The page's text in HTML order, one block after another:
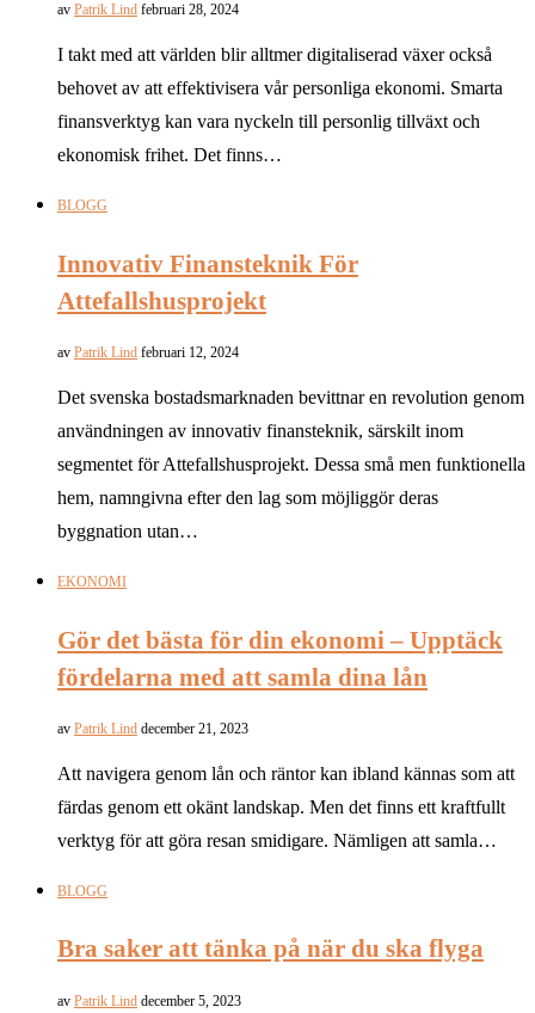
av Patrik Lind februari 28, 2024
I takt med att världen blir alltmer digitaliserad växer också
behovet av att effektivisera vår personliga ekonomi. Smarta
finansverktyg kan vara nyckeln till personlig tillväxt och
ekonomisk frihet. Det finns…
BLOGG
Innovativ Finansteknik För
Attefallshusprojekt
av Patrik Lind februari 12, 2024
Det svenska bostadsmarknaden bevittnar en revolution genom
användningen av innovativ finansteknik, särskilt inom
segmentet för Attefallshusprojekt. Dessa små men funktionella
hem, namngivna efter den lag som möjliggör deras
byggnation utan…
EKONOMI
Gör det bästa för din ekonomi – Upptäck
fördelarna med att samla dina lån
av Patrik Lind december 21, 2023
Att navigera genom lån och räntor kan ibland kännas som att
färdas genom ett okänt landskap. Men det finns ett kraftfullt
verktyg för att göra resan smidigare. Nämligen att samla…
BLOGG
Bra saker att tänka på när du ska flyga
av Patrik Lind december 5, 2023